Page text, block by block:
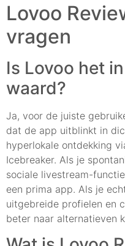
Lovoo
vragen
Is Lovoo het
waard?
Ja, voor de juiste
dat de app uitblinkt in
hyperlokale ontdekking
Icebreaker. Als je
sociale livestream-
een prima app. Als je
uitgebreide profielen en
beter naar alternatieven